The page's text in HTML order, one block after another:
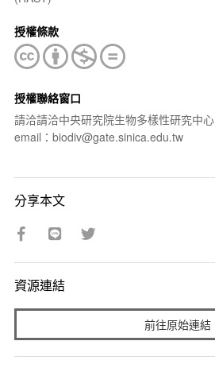
授權條款
授權聯絡窗口
請洽請洽中央研究院生物多樣性研究中心
email：biodiv@gate.sinica.edu.tw
分享本文
資源連結
前往原始連結